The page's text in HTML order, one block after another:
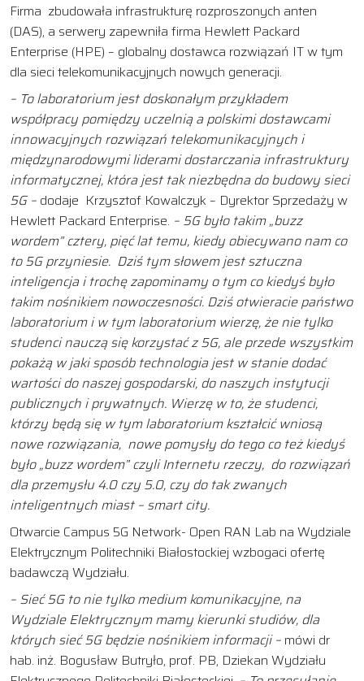
Firma zbudowała infrastrukturę rozproszonych anten
(DAS), a serwery zapewniła firma Hewlett Packard
Enterprise (HPE) – globalny dostawca rozwiązań IT w tym
dla sieci telekomunikacyjnych nowych generacji.
– To laboratorium jest doskonałym przykładem
współpracy pomiędzy uczelnią a polskimi dostawcami
innowacyjnych rozwiązań telekomunikacyjnych i
międzynarodowymi liderami dostarczania infrastruktury
informatycznej, która jest tak niezbędna do budowy sieci
5G – dodaje Krzysztof Kowalczyk – Dyrektor Sprzedaży w
Hewlett Packard Enterprise. – 5G było takim „buzz
wordem” cztery, pięć lat temu, kiedy obiecywano nam co
to 5G przyniesie. Dziś tym słowem jest sztuczna
inteligencja i trochę zapominamy o tym co kiedyś było
takim nośnikiem nowoczesności. Dziś otwieracie państwo
laboratorium i w tym laboratorium wierzę, że nie tylko
studenci nauczą się korzystać z 5G, ale przede wszystkim
pokażą w jaki sposób technologia jest w stanie dodać
wartości do naszej gospodarski, do naszych instytucji
publicznych i prywatnych. Wierzę w to, że studenci,
którzy będą się w tym laboratorium kształcić wniosą
nowe rozwiązania, nowe pomysły do tego co też kiedyś
było „buzz wordem” czyli Internetu rzeczy, do rozwiązań
dla przemysłu 4.0 czy 5.0, czy do tak zwanych
inteligentnych miast – smart city.
Otwarcie Campus 5G Network- Open RAN Lab na Wydziale
Elektrycznym Politechniki Białostockiej wzbogaci ofertę
badawczą Wydziału.
– Sieć 5G to nie tylko medium komunikacyjne, na
Wydziale Elektrycznym mamy kierunki studiów, dla
których sieć 5G będzie nośnikiem informacji – mówi dr
hab. inż. Bogusław Butryło, prof. PB, Dziekan Wydziału